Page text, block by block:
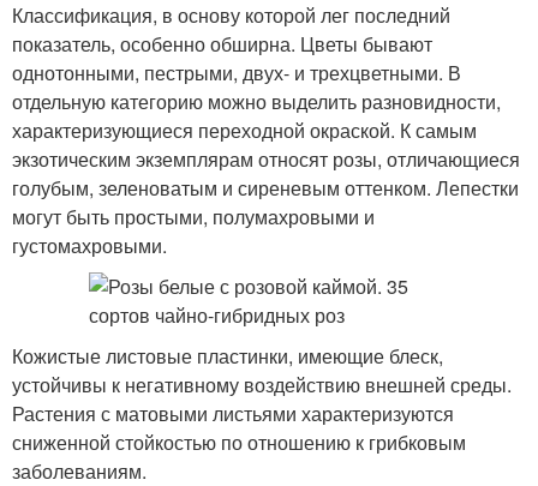
Классификация, в основу которой лег последний
показатель, особенно обширна. Цветы бывают
однотонными, пестрыми, двух- и трехцветными. В
отдельную категорию можно выделить разновидности,
характеризующиеся переходной окраской. К самым
экзотическим экземплярам относят розы, отличающиеся
голубым, зеленоватым и сиреневым оттенком. Лепестки
могут быть простыми, полумахровыми и
густомахровыми.
Кожистые листовые пластинки, имеющие блеск,
устойчивы к негативному воздействию внешней среды.
Растения с матовыми листьями характеризуются
сниженной стойкостью по отношению к грибковым
заболеваниям.